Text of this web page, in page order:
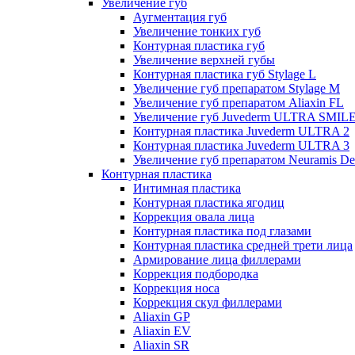
Увеличение губ
Аугментация губ
Увеличение тонких губ
Контурная пластика губ
Увеличение верхней губы
Контурная пластика губ Stylage L
Увеличение губ препаратом Stylage M
Увеличение губ препаратом Aliaxin FL
Увеличение губ Juvederm ULTRA
Контурная пластика Juvederm ULTRA 2
Контурная пластика Juvederm ULTRA 3
Увеличение губ препаратом Neuramis
Контурная пластика
Интимная пластика
Контурная пластика ягодиц
Коррекция овала лица
Контурная пластика под глазами
Контурная пластика средней трети лица
Армирование лица филлерами
Коррекция подбородка
Коррекция носа
Коррекция скул филлерами
Aliaxin GP
Aliaxin EV
Aliaxin SR